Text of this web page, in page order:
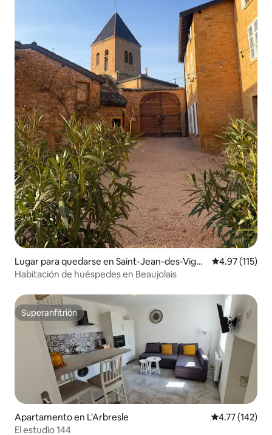
Lugar para quedarse en Saint-Jean-des-Vign
es
Calificación
4.97 (115)
Habitación de huéspedes en Beaujolais
Superanfitrión
Superanfitrión
Apartamento en L'Arbresle Calificación
4.77 (142)
El estudio 144